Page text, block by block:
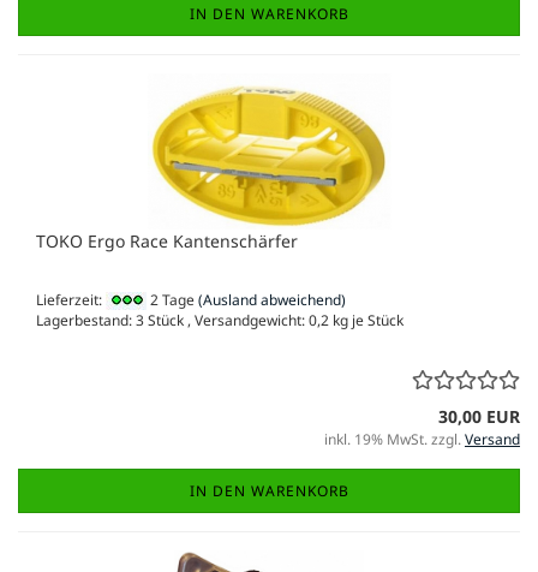
IN DEN WARENKORB
TOKO Ergo Race Kantenschärfer
Lieferzeit: 2 Tage(Ausland abweichend)
Lagerbestand: 3 Stück , Versandgewicht:0,2 kg je Stück
30,00 EUR
inkl. 19% MwSt. zzgl.Versand
IN DEN WARENKORB